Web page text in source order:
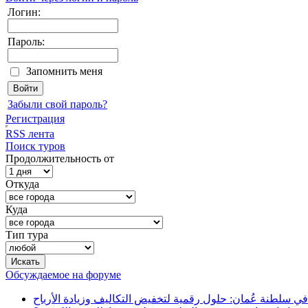
Логин:
Пароль:
Запомнить меня
Забыли свой пароль?
Регистрация
RSS лента
Поиск туров
Продолжительность от
Откуда
Куда
Тип тура
Обсуждаемое на форуме
سلطنة عُمان: حلول رقمية لتخفيض التكاليف وزيادة الأرباح